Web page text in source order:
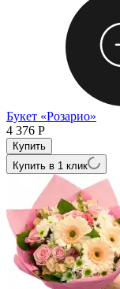
Букет «Розарио»
4 376 Р
Купить в 1 клик